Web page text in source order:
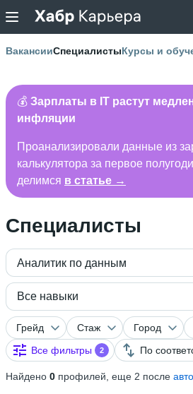
ВакансииСпециалистыКурсы и
💰 Зарплаты в IT растут
инфляции
Проанализировали данные из
калькулятора за первое
делимся в статье →
Специалисты
Аналитик по данным
Все навыки
Грейд Стаж Город
Все фильтры
2 По
Найдено 0 профилей, еще 2 после